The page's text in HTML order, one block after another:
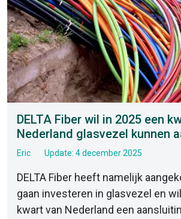
DELTA Fiber wil in 2025 een
Nederland glasvezel kunnen
Eric Update: 4 december 2025
DELTA Fiber heeft namelijk
gaan investeren in glasvezel en
kwart van Nederland een